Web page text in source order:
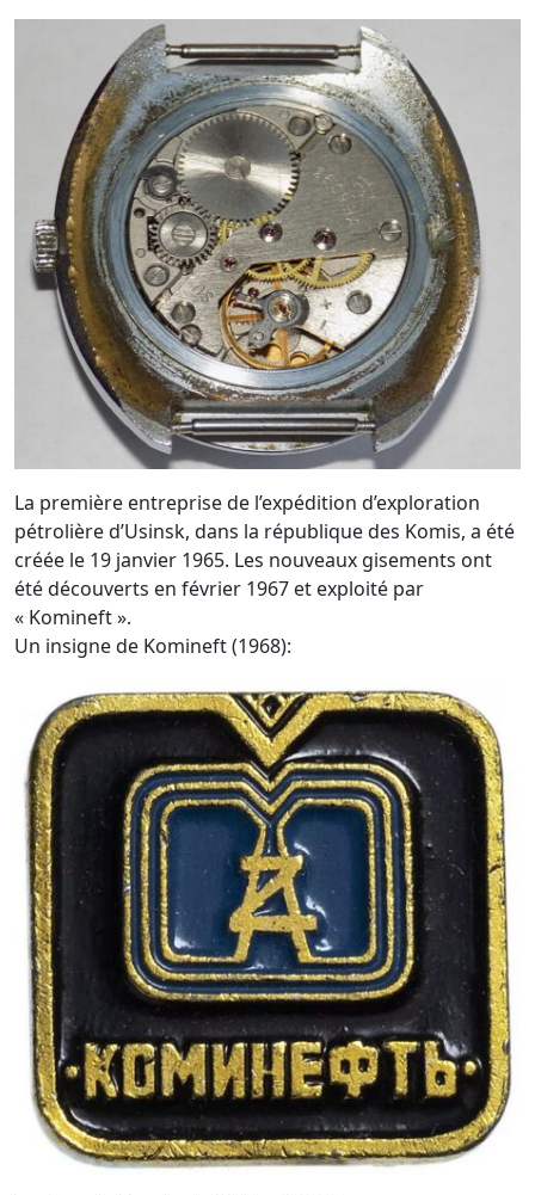
La première entreprise de l’expédition d’exploration
pétrolière d’Usinsk, dans la république des Komis, a été
créée le 19 janvier 1965. Les nouveaux gisements ont
été découverts en février 1967 et exploité par
« Komineft ».
Un insigne de Komineft (1968):